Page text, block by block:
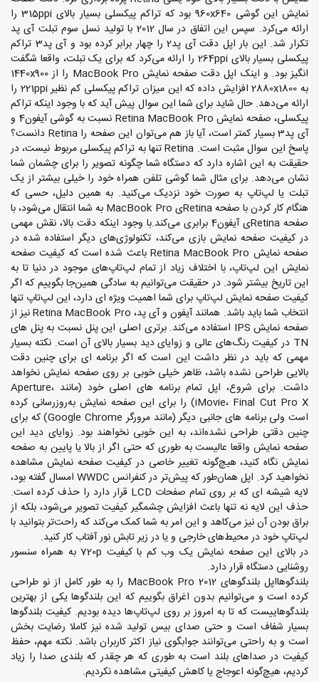
نمایش این گوشی 960x640 بود که تراکم پیکسلی بسیار بالای 315ppi را
ارائه می‌کرد. سپس این اتفاق در سال 2012 با تولید نسل سوم تبلت آی پد
تکرار شد. این بار اپل دقت آی پد2 را چهار برابر کرده بود و آی پد3 تراکم
پیکسلی بسیار بالای 264ppi را ارائه می‌کرد که برای یک تبلت، واقعا شگفت
انگیز بود. و اینک اپل دقت صفحه نمایش MacBook Pro را از 1440x900
به 2880x1800 افزایش داده که این میزان تراکم پیکسلی کم نظیر 221ppi را
ارائه می‌دهد. حال شاید برای شما این سوال پیش آید که با وجود اینکه تراکم
پیکسلی، صفحه نمایش Retina MacBook Pro نسبت به گوشی آیفون4 و
آی پد3 بسیار کمتر است، آیا باز هم می‌توان این صفحه را Retina دانست؟
پاسخ این سوال مثبت است. Retina تنها به تراکم پیکسلی مربوط نیست، در
حقیقت به این اشاره دارد که دستگاه شما چگونه تصویر را برای چشمان شما
نشان می‌دهد. برای مثال شما گوشی تلفن همراه خود را خیلی بیشتر از یک
تبلت یا لپ‌تاپ به صورت خود نزدیک می‌کنید. به همین دلیل، حسی که
هنگام کار کردن با صفحه Retinaی MacBook Pro به شما انتقال می‌شود، با
صفحه Retinaی آیفون4 برابری می‌کند.با وجود اینکه دقت بالا، نقش مهمی
در کیفیت صفحه نمایش بازی می‌کند، تکنولوژی‌های دیگر استفاده شده در
صفحه نمایش Retina MacBook Pro باعث شده است که کیفیت صفحه
نمایش این لپ‌تاپ، با اختلاف زیاد از تمام لپ‌تاپ‌های موجود در دنیا تا به
این تاریخ بیشتر شود. در حقیقت می‌توانیم به سادگی همین‌جا بگوییم که اگر
کیفیت صفحه نمایش لپ‌تاپ برای شما اهمیت ویژه ای دارد، این لپ‌تاپ تنها
انتخاب شما باید باشد. همانند آیفون و آی پد، Retina MacBook Pro نیز از
صفحه نمایش IPS استفاده می‌کند. برتری اصلی این پنل نسبت به پنل های
TN در کیفیت رنگ‌های عالی و زوایای دید بسیار بالای آن است. نکته بسیار
مهمی که باید در نظر داشت این است که اگر برنامه ای برای چنین دقت
بالایی طراحی نشده باشد، ظاهر خیلی خوبی بر روی صفحه نمایش نخواهد
داشت. برای شروع، اپل تمام برنامه های اصلی خود (مانند Aperture،
iMovie، Final Cut Pro X) را برای این صفحه نمایش به‌روزرسانی کرده
است ولی برنامه های جانبی دیگر (مانند مرورگر Google Chrome) که برای
چنین دقتی طراحی نشده‌اند، به این خوبی نخواهند بود. زوایای دید این
صفحه نمایش واقعا عالیست به طوری که حتی اگر از بالا یا پایین به صفحه
نمایش نگاه کنید، هیچ‌گونه تغییر خاصی در کیفیت صفحه نمایش مشاهده
نخواهید کرد. اپل همان‌طور که پیش‌تر در کنفرانس WWDC امسال گفته بود،
لایه شیشه ای که بر روی تمام صفحات LCD قرار دارد را حذف کرده است.
حذف این لایه نه تنها باعث افزایش چشمگیر کیفیت تصویر می‌شود، بلکه از
براق بودن آن نیز می‌کاهد و این امر به شما کمک می‌کند که راحت‌تر بتوانید با
لپ‌تاپ خود در محیط‌های خارجی و یا در زیر تابش نور آفتاب کار کنید.
در بالای این صفحه نمایش یک وب کم با کیفیت 720p به همراه سنسور
روشنایی دستگاه قرار دارد.
بلندگوهااپل بلندگوهای MacBook Pro 2012 را به طور کامل از نو طراحی
کرده است و می‌توانیم بدون اغراق بگوییم که این بلندگوها یکی از بهترین
بلندگوهاییست که تا به امروز بر روی لپ‌تاپ‌ها دیده بودیم. کیفیت بلندگوها
بسیار شفاف است و حتی صدای بیس تولید شده نیز کاملا رضایت بخش
است و به راحتی می‌توانند جوابگوی نیاز اکثر کاربران باشد. نکته مهم، حفظ
کیفیت در صداهای بلند است به طوری که هر چقدر که بلندی صدا را زیاد
کردیم، هیچ‌گونه اعوجاج یا کاهش کیفیتی مشاهده نکردیم.